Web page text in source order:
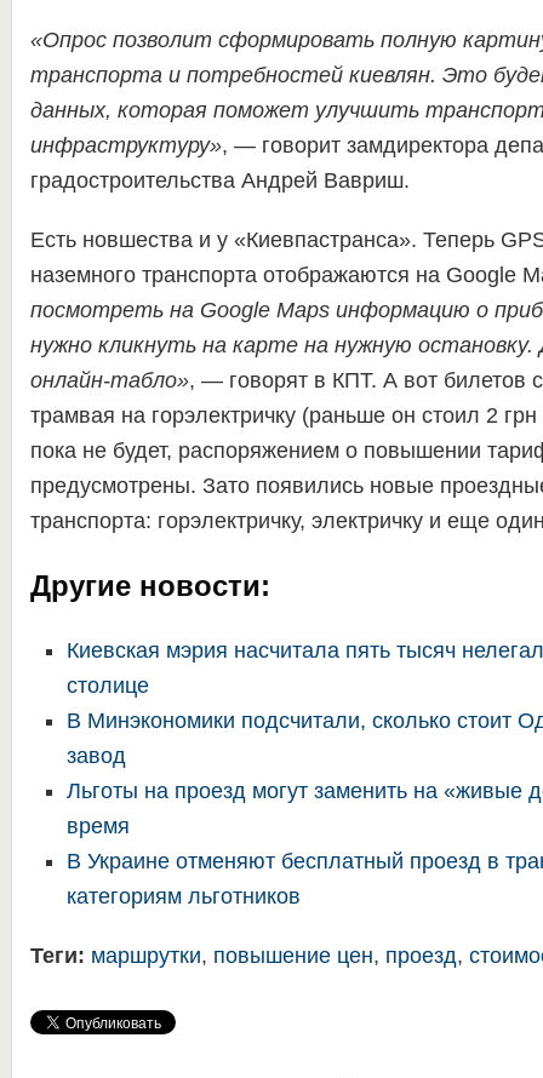
«Опрос позволит сформировать полную
транспорта и потребностей киевлян. Это
данных, которая поможет улучшить
инфраструктуру», — говорит замдиректора
градостроительства Андрей Вавриш.
Есть новшества и у «Киевпастранса». Теперь
наземного транспорта отображаются на Google
посмотреть на Google Maps информацию о
нужно кликнуть на карте на нужную
онлайн-табло», — говорят в КПТ. А вот билетов
трамвая на горэлектричку (раньше он стоил 2
пока не будет, распоряжением о повышении
предусмотрены. Зато появились новые
транспорта: горэлектричку, электричку и еще
Другие новости:
Киевская мэрия насчитала пять тысяч
столице
В Минэкономики подсчитали, сколько стоит
завод
Льготы на проезд могут заменить на «живые
время
В Украине отменяют бесплатный проезд в
категориям льготников
Теги: маршрутки, повышение цен, проезд,